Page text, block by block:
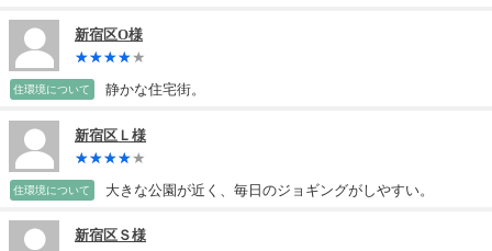
新宿区O様
住環境について 静かな住宅街。
新宿区Ｌ様
住環境について 大きな公園が近く、毎日のジョギングがしやすい。
新宿区Ｓ様